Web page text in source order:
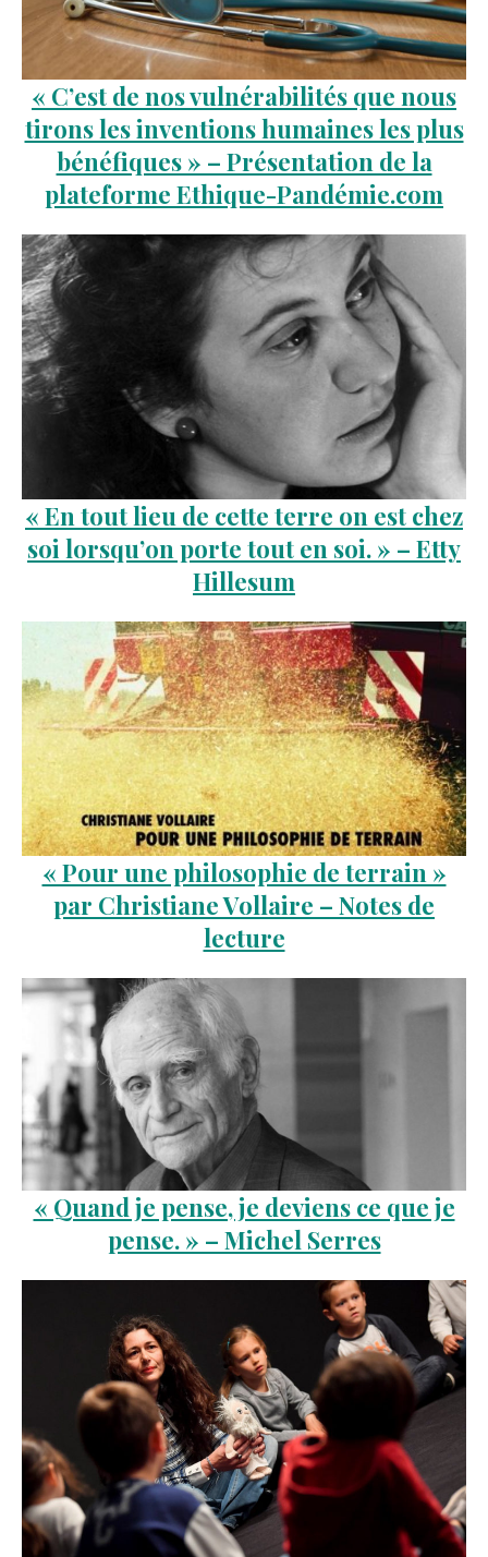
« C’est de nos vulnérabilités que nous
tirons les inventions humaines les plus
bénéfiques » – Présentation de la
plateforme Ethique-Pandémie.com
« En tout lieu de cette terre on est chez
soi lorsqu’on porte tout en soi. » – Etty
Hillesum
« Pour une philosophie de terrain »
par Christiane Vollaire – Notes de
lecture
« Quand je pense, je deviens ce que je
pense. » – Michel Serres